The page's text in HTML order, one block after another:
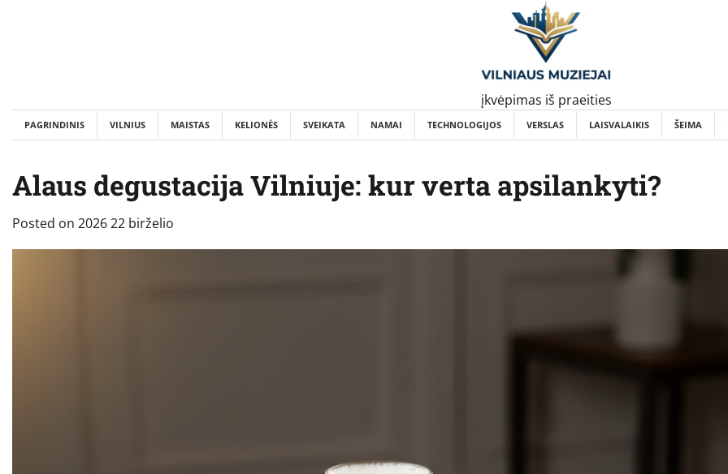
įkvėpimas iš praeities
PAGRINDINIS VILNIUS MAISTAS KELIONĖS SVEIKATA NAMAI TECHNOLOGIJOS VERSLAS LAISVALAIKIS ŠEIMA
Alaus degustacija Vilniuje: kur verta apsilankyti?
Posted on 2026 22 birželio